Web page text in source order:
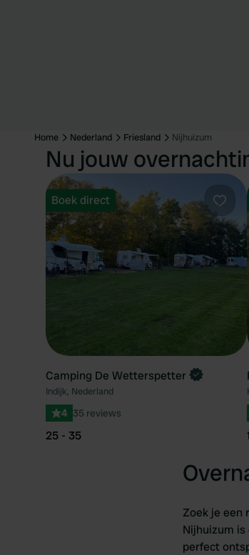
Home Nederland Friesland Nijhuizum
Nu jouw
Boek direct
Camping De Wetterspetter
Indijk, Nederland
4 35 reviews
25 - 35
Zoek je een
Nijhuizum
perfect